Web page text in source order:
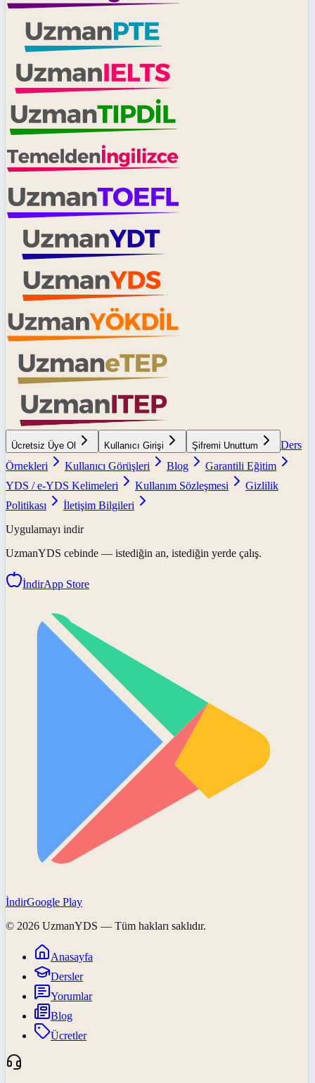
Ücretsiz Üye Ol Kullanıcı Girişi Şifremi Unuttum
Ders
Örnekleri
Kullanıcı Görüşleri Blog
Garantili Eğitim
YDS / e-YDS Kelimeleri
Kullanım Sözleşmesi
Gizlilik
Politikası
İletişim Bilgileri
Uygulamayı indir
UzmanYDS cebinde — istediğin an, istediğin yerde çalış.
İndirApp Store
İndirGoogle Play
© 2026 UzmanYDS — Tüm hakları saklıdır.
Anasayfa
Dersler
Yorumlar
Blog
Ücretler